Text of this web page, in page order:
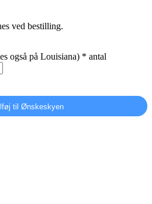
ved bestilling.
også på Louisiana) * antal
til Ønskeskyen